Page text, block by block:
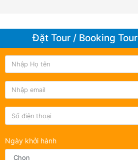
Đặt Tour / Booking Tour
Ngày khởi hành